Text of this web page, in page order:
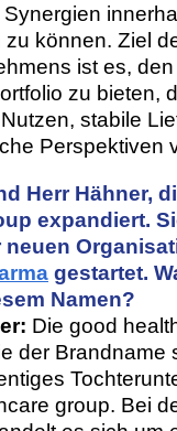
können. Ziel
ist es,
zu bieten,
stabile
Perspektiven
Herr Hähner,
expandiert.
gestartet.
Namen?
Die good
der Brandname
group. Bei